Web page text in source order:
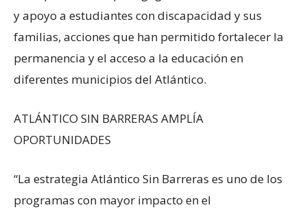
y apoyo a estudiantes con discapacidad y sus
familias, acciones que han permitido fortalecer la
permanencia y el acceso a la educación en
diferentes municipios del Atlántico.
ATLÁNTICO SIN BARRERAS AMPLÍA
OPORTUNIDADES
“La estrategia Atlántico Sin Barreras es uno de los
programas con mayor impacto en el